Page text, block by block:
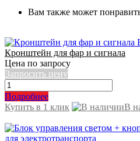
Вам также может
Кронштейн для фар и сигнала
Цена по запросу
Запросить цену
Подробнее
Купить в 1 клик
В